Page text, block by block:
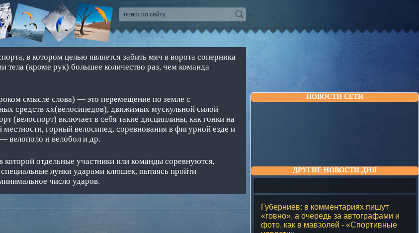
НОВОСТИ СЕТИ
ДРУГИЕ НОВОСТИ ДНЯ
Губерниев: в комментариях пишут
«говно», а очередь за автографами и
фото, как в мавзолей - «Спортивные
в котором целью является забить мяч в ворота соперника
тела (кроме рук) большее количество раз, чем команда
смысле слова) — это перемещение по земле с
средств хх(велосипедов), движимых мускульной силой
(велоспорт) включает в себя такие дисциплины, как гонки на
горный велосипед, соревнования в фигурной езде и
велополо и велобол и др.
отдельные участники или команды соревнуются,
лунки ударами клюшек, пытаясь пройти
число ударов.